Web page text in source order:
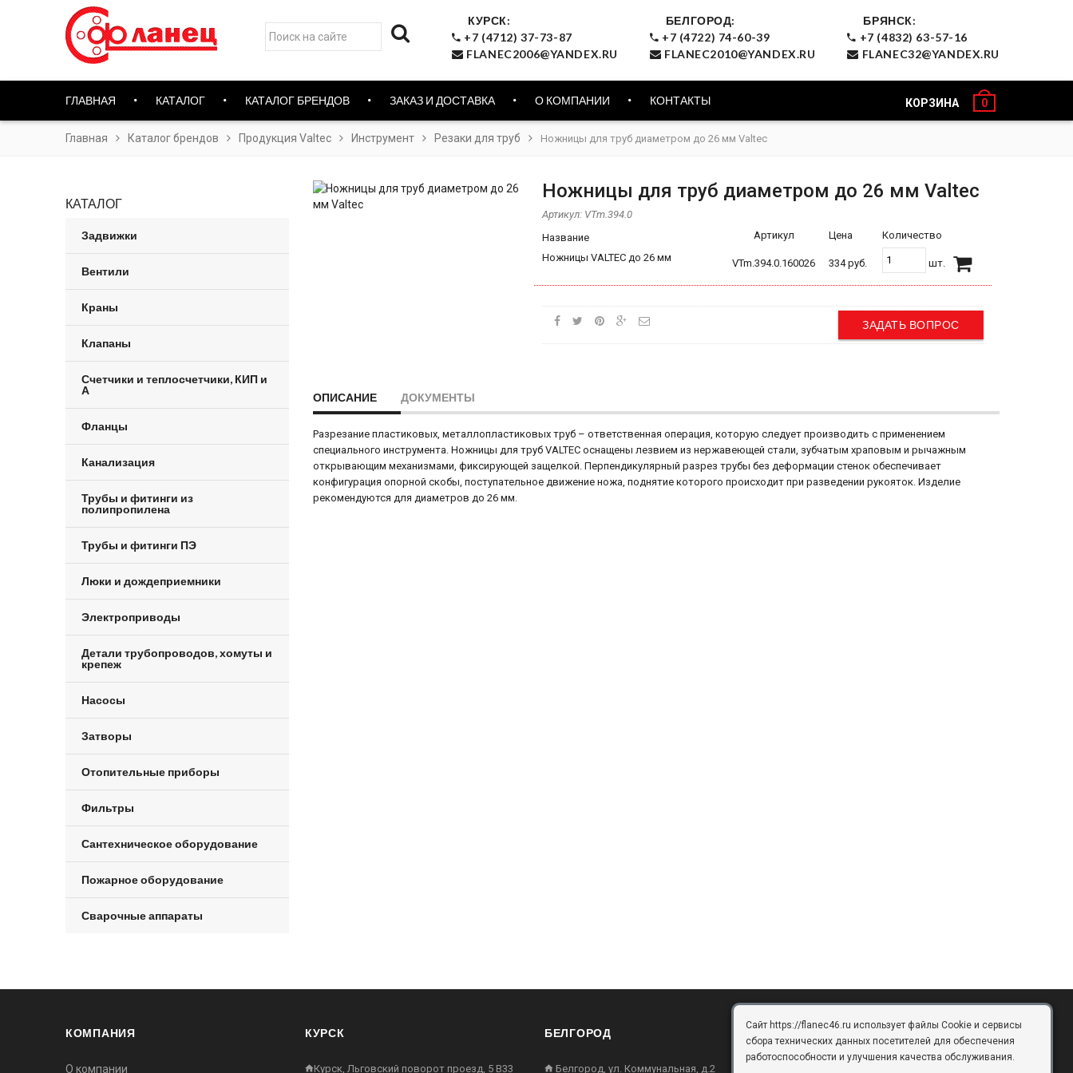
КУРСК:
+7 (4712) 37-73-87
FLANEC2006@YANDEX.RU
БЕЛГОРОД:
+7 (4722) 74-60-39
FLANEC2010@YANDEX.RU
БРЯНСК:
+7 (4832) 63-57-16
FLANEC32@YANDEX.RU
ГЛАВНАЯ КАТАЛОГ КАТАЛОГ БРЕНДОВ ЗАКАЗ И ДОСТАВКА О КОМПАНИИ КОНТАКТЫ КОРЗИНА 0
Главная Каталог брендов Продукция Valtec Инструмент Резаки для труб Ножницы для труб диаметром до 26 мм Valtec
КАТАЛОГ
Задвижки
Вентили
Краны
Клапаны
Счетчики и теплосчетчики, КИП и
А
Фланцы
Канализация
Трубы и фитинги из
полипропилена
Трубы и фитинги ПЭ
Люки и дождеприемники
Электроприводы
Детали трубопроводов, хомуты и
крепеж
Насосы
Затворы
Отопительные приборы
Фильтры
Сантехническое оборудование
Пожарное оборудование
Сварочные аппараты
Ножницы для труб диаметром до 26 мм Valtec
Артикул: VTm.394.0
Название
Артикул Цена
Количество
Ножницы VALTEC до 26 мм
VTm.394.0.160026 334 руб. шт.
ЗАДАТЬ ВОПРОС
ОПИСАНИЕ ДОКУМЕНТЫ
Разрезание пластиковых, металлопластиковых труб – ответственная операция, которую следует производить с применением
специального инструмента. Ножницы для труб VALTEC оснащены лезвием из нержавеющей стали, зубчатым храповым и рычажным
открывающим механизмами, фиксирующей защелкой. Перпендикулярный разрез трубы без деформации стенок обеспечивает
конфигурация опорной скобы, поступательное движение ножа, поднятие которого происходит при разведении рукояток. Изделие
рекомендуются для диаметров до 26 мм.
КОМПАНИЯ
О компании
КУРСК
Курск, Льговский поворот проезд, 5 В33
БЕЛГОРОД
Белгород, ул. Коммунальная, д.2
БРЯНСК
Сайт https://flanec46.ru использует файлы Cookie и сервисы
сбора технических данных посетителей для обеспечения
работоспособности и улучшения качества обслуживания.